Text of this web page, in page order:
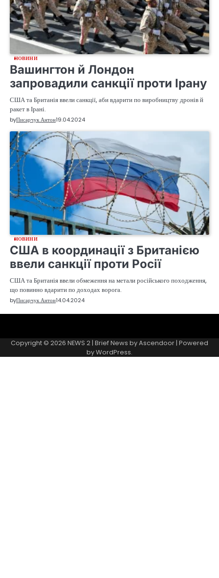
НОВИНИ
Вашингтон й Лондон
запровадили санкції проти Ірану
США та Британія ввели санкції, аби вдарити по виробництву дронів й
ракет в Ірані.
byПисарчук Антон19.04.2024
НОВИНИ
США в координації з Британією
ввели санкції проти Росії
США та Британія ввели обмеження на метали російського походження,
що повинно вдарити по доходах ворога.
byПисарчук Антон14.04.2024
Page
Copyright © 2026 NEWS 2| Brief News byAscendoor| Powered
byWordPress.